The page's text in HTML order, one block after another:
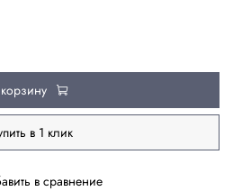
в сравнение
в 1 клик